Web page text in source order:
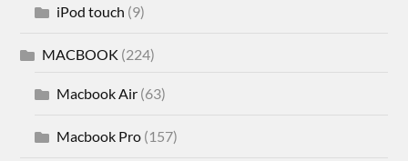
iPod touch (9)
MACBOOK (224)
Macbook Air (63)
Macbook Pro (157)